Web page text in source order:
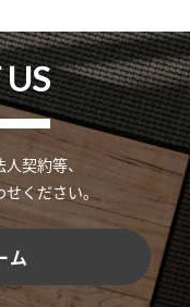
契約等、
ください。
ム